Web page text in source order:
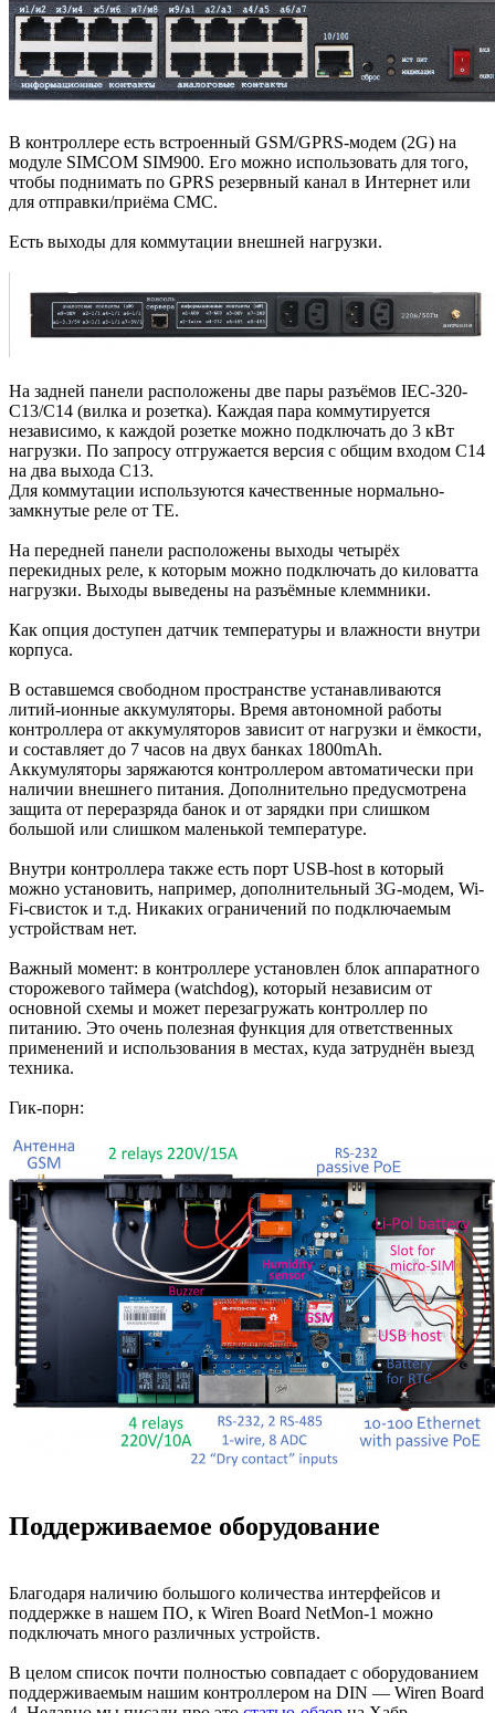
В контроллере есть встроенный GSM/GPRS-модем (2G) на
модуле SIMCOM SIM900. Его можно использовать для того,
чтобы поднимать по GPRS резервный канал в Интернет или
для отправки/приёма СМС.
Есть выходы для коммутации внешней нагрузки.
На задней панели расположены две пары разъёмов IEC-320-
C13/C14 (вилка и розетка). Каждая пара коммутируется
независимо, к каждой розетке можно подключать до 3 кВт
нагрузки. По запросу отгружается версия с общим входом C14
на два выхода C13.
Для коммутации используются качественные нормально-
замкнутые реле от TE.
На передней панели расположены выходы четырёх
перекидных реле, к которым можно подключать до киловатта
нагрузки. Выходы выведены на разъёмные клеммники.
Как опция доступен датчик температуры и влажности внутри
корпуса.
В оставшемся свободном пространстве устанавливаются
литий-ионные аккумуляторы. Время автономной работы
контроллера от аккумуляторов зависит от нагрузки и ёмкости,
и составляет до 7 часов на двух банках 1800mAh.
Аккумуляторы заряжаются контроллером автоматически при
наличии внешнего питания. Дополнительно предусмотрена
защита от переразряда банок и от зарядки при слишком
большой или слишком маленькой температуре.
Внутри контроллера также есть порт USB-host в который
можно установить, например, дополнительный 3G-модем, Wi-
Fi-свисток и т.д. Никаких ограничений по подключаемым
устройствам нет.
Важный момент: в контроллере установлен блок аппаратного
сторожевого таймера (watchdog), который независим от
основной схемы и может перезагружать контроллер по
питанию. Это очень полезная функция для ответственных
применений и использования в местах, куда затруднён выезд
техника.
Гик-порн:
Поддерживаемое оборудование
Благодаря наличию большого количества интерфейсов и
поддержке в нашем ПО, к Wiren Board NetMon-1 можно
подключать много различных устройств.
В целом список почти полностью совпадает с оборудованием
поддерживаемым нашим контроллером на DIN — Wiren Board